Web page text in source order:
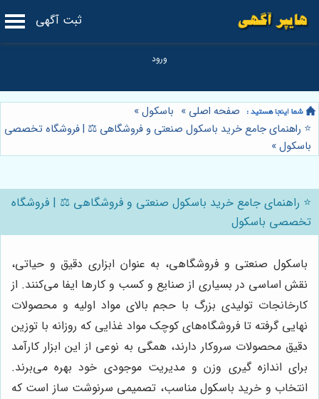
ثبت آگهی
صفحه اصلی » باسکول»
⭐️ راهنمای جامع خرید باسکول صنعتی و فروشگاهی ⚖️ | فروشگاه تخصصی
باسکول»
⭐️ راهنمای جامع خرید باسکول صنعتی و فروشگاهی ⚖️ | فروشگاه
تخصصی باسکول
باسکول صنعتی و فروشگاهی، به عنوان ابزاری دقیق و حیاتی،
نقش اساسی در بسیاری از صنایع و کسب و کارها ایفا می‌کنند. از
کارخانجات تولیدی بزرگ با حجم بالای مواد اولیه و محصولات
نهایی گرفته تا فروشگاه‌های کوچک مواد غذایی که روزانه با توزین
دقیق محصولات سروکار دارند، همگی به نوعی از این ابزار کارآمد
برای اندازه گیری وزن و مدیریت موجودی خود بهره می‌برند.
انتخاب و خرید باسکول مناسب، تصمیمی سرنوشت ساز است که